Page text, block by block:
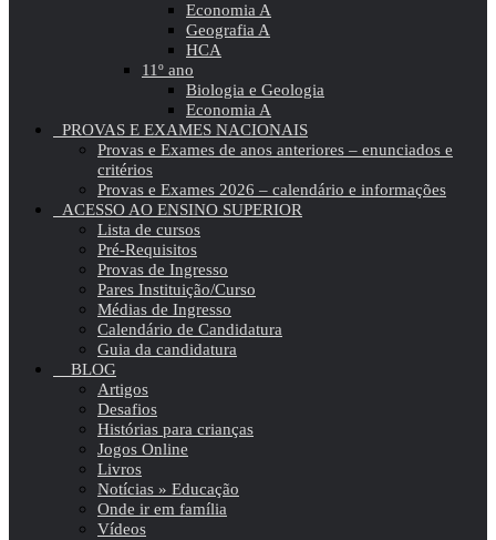
Economia A
Geografia A
HCA
11º ano
Biologia e Geologia
Economia A
PROVAS E EXAMES NACIONAIS
Provas e Exames de anos anteriores – enunciados e
critérios
Provas e Exames 2026 – calendário e informações
ACESSO AO ENSINO SUPERIOR
Lista de cursos
Pré-Requisitos
Provas de Ingresso
Pares Instituição/Curso
Médias de Ingresso
Calendário de Candidatura
Guia da candidatura
BLOG
Artigos
Desafios
Histórias para crianças
Jogos Online
Livros
Notícias » Educação
Onde ir em família
Vídeos